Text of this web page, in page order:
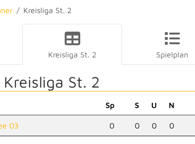
Kreisliga St. 2
Kreisliga St. 2 Spielplan
Kreisliga St. 2
Sp S U N
03 0 0 0 0